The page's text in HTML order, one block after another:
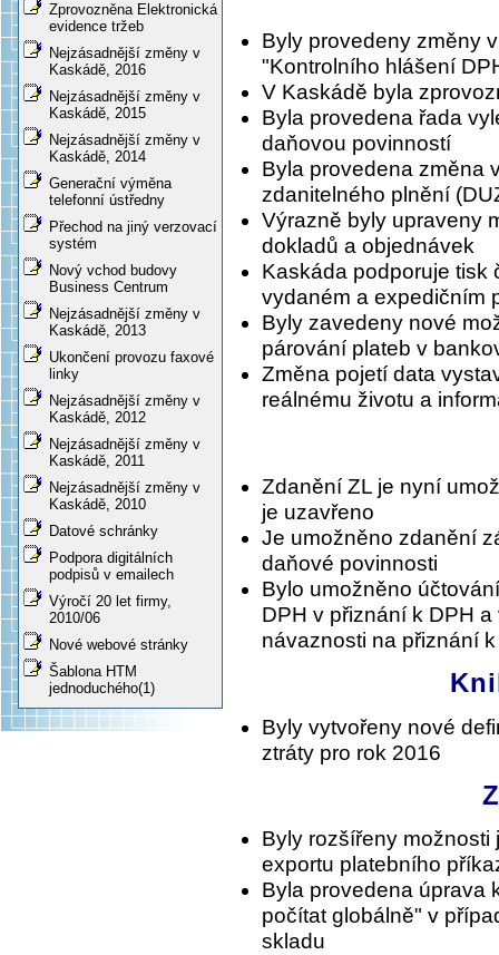
Zprovozněna Elektronická
evidence tržeb
Nejzásadnější změny v
Kaskádě, 2016
Nejzásadnější změny v
Kaskádě, 2015
Nejzásadnější změny v
Kaskádě, 2014
Generační výměna
telefonní ústředny
Přechod na jiný verzovací
systém
Nový vchod budovy
Business Centrum
Nejzásadnější změny v
Kaskádě, 2013
Ukončení provozu faxové
linky
Nejzásadnější změny v
Kaskádě, 2012
Nejzásadnější změny v
Kaskádě, 2011
Nejzásadnější změny v
Kaskádě, 2010
Datové schránky
Podpora digitálních
podpisů v emailech
Výročí 20 let firmy,
2010/06
Nové webové stránky
Šablona HTM
jednoduchého(1)
Byly provedeny změny
"Kontrolního hlášení
V Kaskádě byla
Byla provedena řada
daňovou povinností
Byla provedena změna
zdanitelného plnění
Výrazně byly upraveny
dokladů a objednávek
Kaskáda podporuje tisk
vydaném a expedičním
Byly zavedeny nové
párování plateb v
Změna pojetí data
reálnému životu a
Zdanění ZL je nyní
je uzavřeno
Je umožněno zdanění
daňové povinnosti
Bylo umožněno
DPH v přiznání k DPH
návaznosti na přiznání
Byly vytvořeny nové
ztráty pro rok 2016
Byly rozšířeny
exportu platebního
Byla provedena úprava
počítat globálně" v
skladu